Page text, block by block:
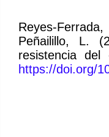
Reyes-
Peñailillo, L.
resistencia
https://doi.org/